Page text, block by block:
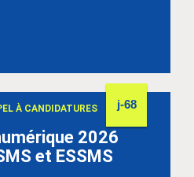
2026
et ESSMS
À CANDIDATURES j-68